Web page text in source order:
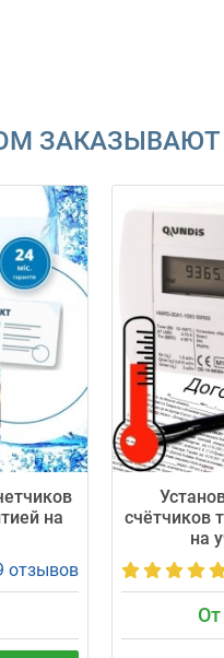
ЗАКАЗЫВАЮТ
на
отзывов
счётчиков
на
От